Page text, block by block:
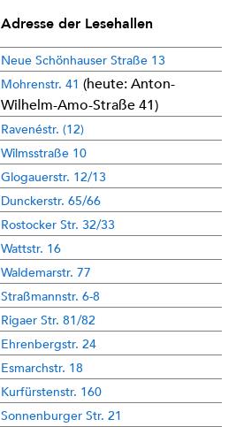
Adresse der Lesehallen
Neue Schönhauser Straße 13
Mohrenstr. 41 (heute: Anton-
Wilhelm-Amo-Straße 41)
Ravenéstr. (12)
Wilmsstraße 10
Glogauerstr. 12/13
Dunckerstr. 65/66
Rostocker Str. 32/33
Wattstr. 16
Waldemarstr. 77
Straßmannstr. 6-8
Rigaer Str. 81/82
Ehrenbergstr. 24
Esmarchstr. 18
Kurfürstenstr. 160
Sonnenburger Str. 21